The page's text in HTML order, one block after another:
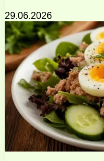
29.06.2026